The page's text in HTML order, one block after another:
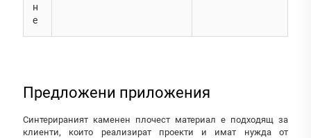
н
е
Предложени приложения
Синтерираният каменен плочест материал е подходящ за
клиенти, които реализират проекти и имат нужда от